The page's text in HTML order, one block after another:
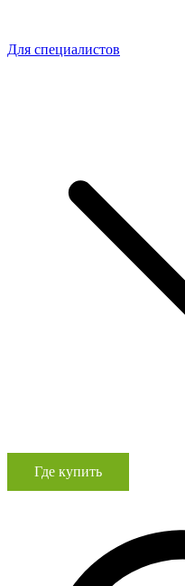
Для специалистов
Где купить